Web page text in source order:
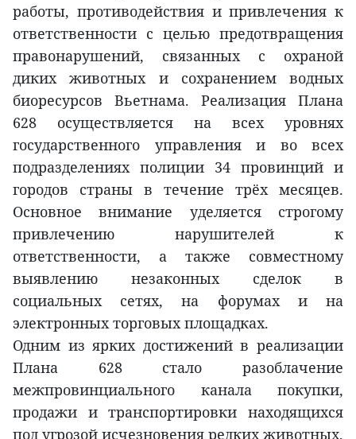
работы, противодействия и привлечения к
ответственности с целью предотвращения
правонарушений, связанных с охраной
диких животных и сохранением водных
биоресурсов Вьетнама. Реализация Плана
628 осуществляется на всех уровнях
государственного управления и во всех
подразделениях полиции 34 провинций и
городов страны в течение трёх месяцев.
Основное внимание уделяется строгому
привлечению нарушителей к
ответственности, а также совместному
выявлению незаконных сделок в
социальных сетях, на форумах и на
электронных торговых площадках.
Одним из ярких достижений в реализации
Плана 628 стало разоблачение
межпровинциального канала покупки,
продажи и транспортировки находящихся
под угрозой исчезновения редких животных,